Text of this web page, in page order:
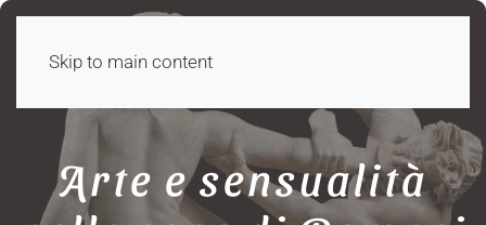
Skip to main content
Arte e sensualità